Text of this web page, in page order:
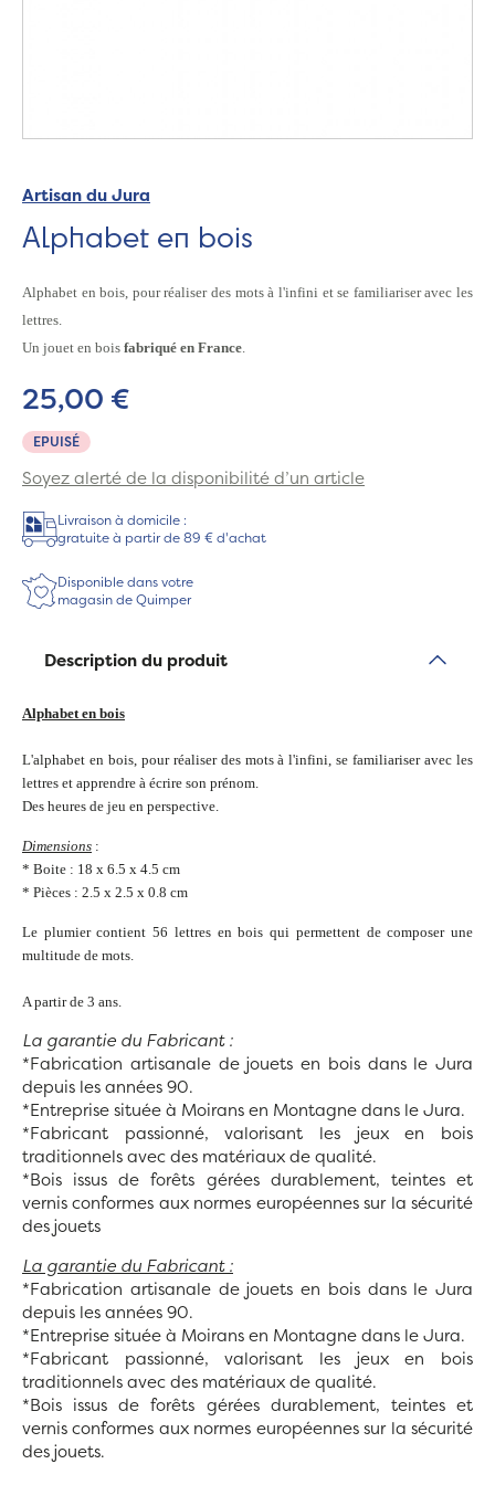
Artisan du Jura
Alphabet en bois
Alphabet en bois, pour réaliser des mots à l'infini et se familiariser avec les
lettres.
Un jouet en bois fabriqué en France.
EPUISÉ
25,00 €
Soyez alerté de la disponibilité d’un article
Livraison à domicile :
gratuite à partir de 89 € d'achat
Disponible dans votre
magasin de Quimper
Description du produit
Alphabet en bois
L'alphabet en bois, pour réaliser des mots à l'infini, se familiariser avec les
lettres et apprendre à écrire son prénom.
Des heures de jeu en perspective.
Dimensions :
* Boite : 18 x 6.5 x 4.5 cm
* Pièces : 2.5 x 2.5 x 0.8 cm
Le plumier contient 56 lettres en bois qui permettent de composer une
multitude de mots.
A partir de 3 ans.
La garantie du Fabricant :
*Fabrication artisanale de jouets en bois dans le Jura
depuis les années 90.
*Entreprise située à Moirans en Montagne dans le Jura.
*Fabricant passionné, valorisant les jeux en bois
traditionnels avec des matériaux de qualité.
*Bois issus de forêts gérées durablement, teintes et
vernis conformes aux normes européennes sur la sécurité
des jouets
La garantie du Fabricant :
*Fabrication artisanale de jouets en bois dans le Jura
depuis les années 90.
*Entreprise située à Moirans en Montagne dans le Jura.
*Fabricant passionné, valorisant les jeux en bois
traditionnels avec des matériaux de qualité.
*Bois issus de forêts gérées durablement, teintes et
vernis conformes aux normes européennes sur la sécurité
des jouets.